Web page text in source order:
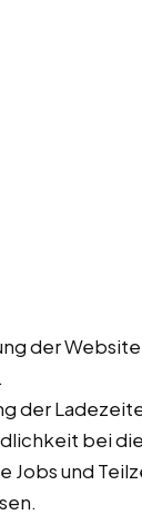
der
der
bei
Jobs und